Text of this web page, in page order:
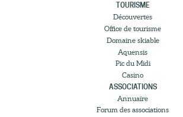
TOURISME
Découvertes
Office de tourisme
Domaine skiable
Aquensis
Pic du Midi
Casino
ASSOCIATIONS
Annuaire
Forum des associations